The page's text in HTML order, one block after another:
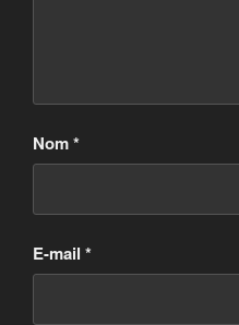
Nom*
E-mail *